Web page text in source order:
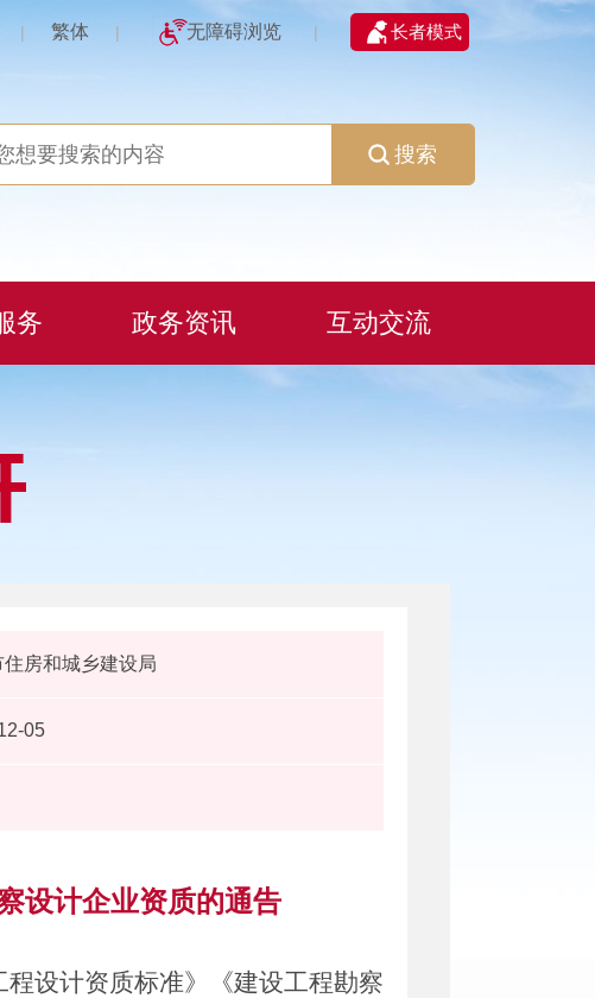
| 繁体 | 无障碍浏览 | 长者模式
搜索
务 政务资讯 互动交流
住房和城乡建设局
05
设计企业资质的通告
设计资质标准》《建设工程勘察